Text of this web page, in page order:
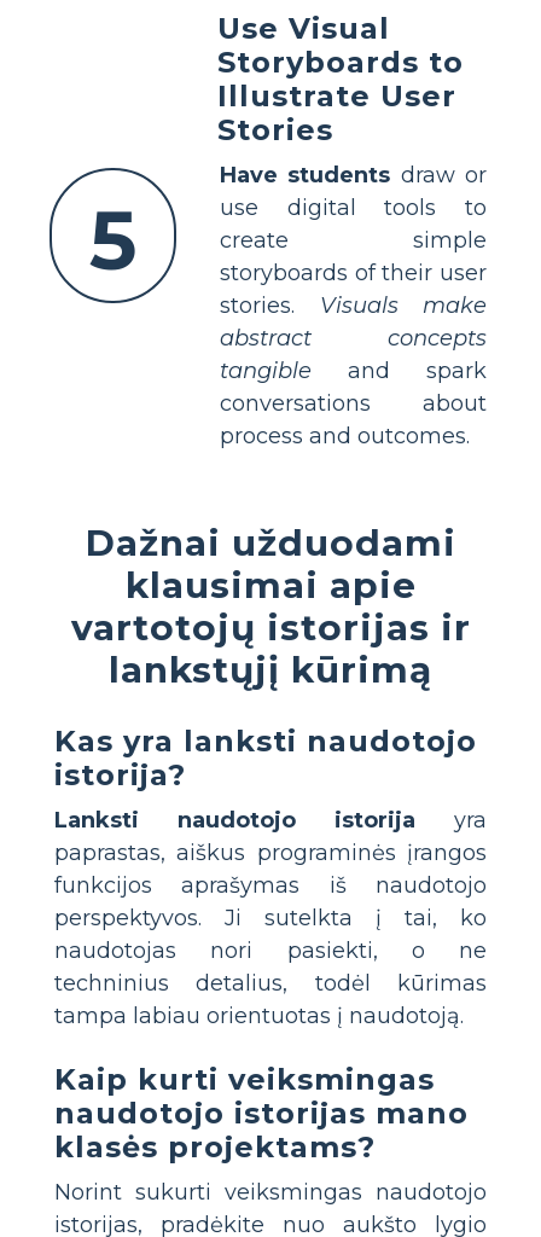
5
Use Visual
Storyboards to
Illustrate User
Stories
Have students draw or
use digital tools to
create simple
storyboards of their user
stories. Visuals make
abstract concepts
tangible and spark
conversations about
process and outcomes.
Dažnai užduodami
klausimai apie
vartotojų istorijas ir
lankstųjį kūrimą
Kas yra lanksti naudotojo
istorija?
Lanksti naudotojo istorija yra
paprastas, aiškus programinės įrangos
funkcijos aprašymas iš naudotojo
perspektyvos. Ji sutelkta į tai, ko
naudotojas nori pasiekti, o ne
techninius detalius, todėl kūrimas
tampa labiau orientuotas į naudotoją.
Kaip kurti veiksmingas
naudotojo istorijas mano
klasės projektams?
Norint sukurti veiksmingas naudotojo
istorijas, pradėkite nuo aukšto lygio